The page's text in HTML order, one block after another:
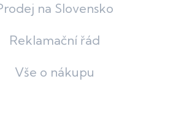
na Slovensko
Reklamační řád
Vše o nákupu